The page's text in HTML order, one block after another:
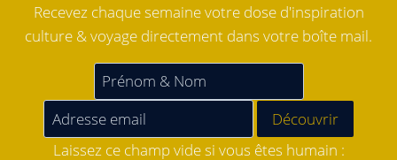
Recevez chaque semaine votre dose d'inspiration
culture & voyage directement dans votre boîte mail.
Laissez ce champ vide si vous êtes humain :